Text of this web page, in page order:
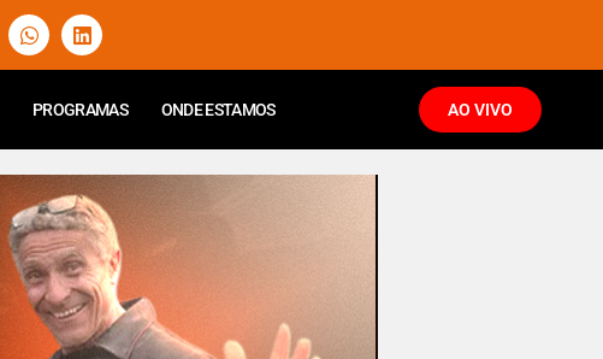
PROGRAMAS ONDE ESTAMOS AO VIVO